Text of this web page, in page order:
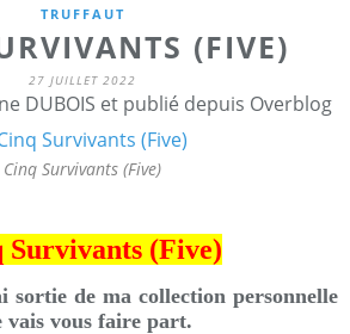
TRUFFAUT
(FIVE)
27 JUILLET 2022
DUBOIS et publié depuis Overblog
Cinq Survivants (Five)
Survivants (Five)
sortie de ma collection personnelle
vous faire part.